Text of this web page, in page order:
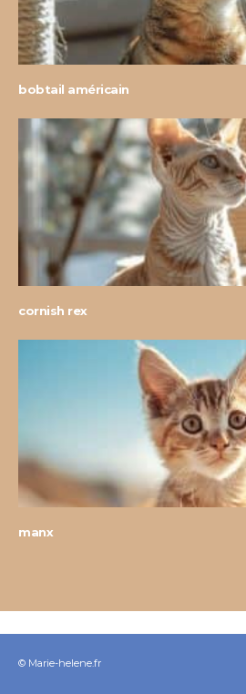
bobtail américain
cornish rex
manx
© Marie-helene.fr